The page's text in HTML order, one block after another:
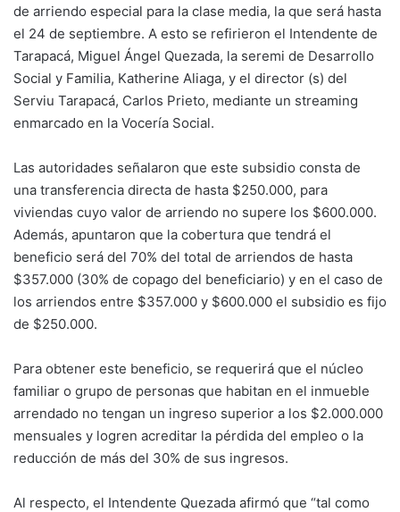
de arriendo especial para la clase media, la que será hasta
el 24 de septiembre. A esto se refirieron el Intendente de
Tarapacá, Miguel Ángel Quezada, la seremi de Desarrollo
Social y Familia, Katherine Aliaga, y el director (s) del
Serviu Tarapacá, Carlos Prieto, mediante un streaming
enmarcado en la Vocería Social.
Las autoridades señalaron que este subsidio consta de
una transferencia directa de hasta $250.000, para
viviendas cuyo valor de arriendo no supere los $600.000.
Además, apuntaron que la cobertura que tendrá el
beneficio será del 70% del total de arriendos de hasta
$357.000 (30% de copago del beneficiario) y en el caso de
los arriendos entre $357.000 y $600.000 el subsidio es fijo
de $250.000.
Para obtener este beneficio, se requerirá que el núcleo
familiar o grupo de personas que habitan en el inmueble
arrendado no tengan un ingreso superior a los $2.000.000
mensuales y logren acreditar la pérdida del empleo o la
reducción de más del 30% de sus ingresos.
Al respecto, el Intendente Quezada afirmó que “tal como